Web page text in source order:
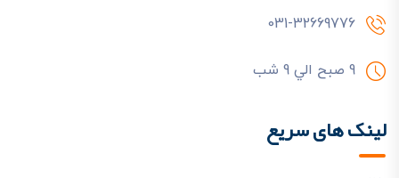
031-32669776
9 صبح الي 9 شب
لینک های سریع